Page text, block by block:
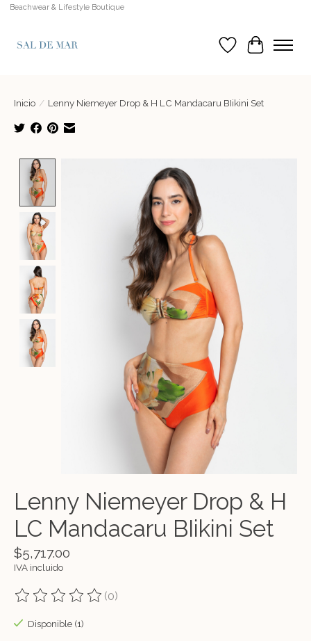
Beachwear & Lifestyle Boutique
Lista de deseos
Cesta
Inicio / Lenny Niemeyer Drop & H LC Mandacaru BIikini Set
Product image slideshow Items
Lenny Niemeyer Drop & H
LC Mandacaru BIikini Set
$5,717.00
IVA incluido
The rating of this product is
(0)
Disponible (1)